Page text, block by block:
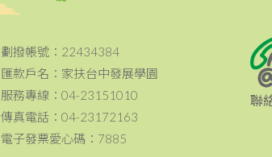
劃撥帳號：22434384
匯款戶名：家扶台中發展學園
服務專線：04-23151010
傳真電話：04-23172163
電子發票愛心碼：7885
聯